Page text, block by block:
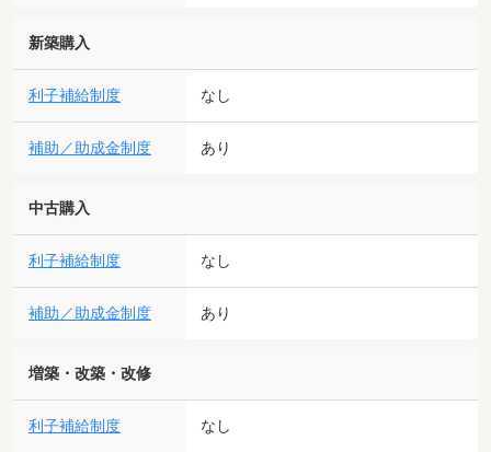
新築購入
利子補給制度 なし
補助／助成金制度 あり
中古購入
利子補給制度 なし
補助／助成金制度 あり
増築・改築・改修
利子補給制度 なし